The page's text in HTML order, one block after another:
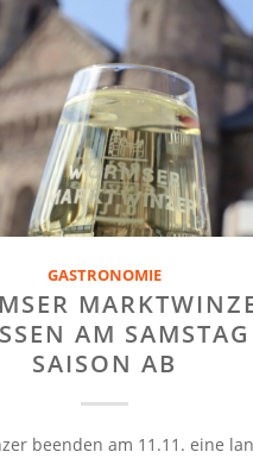
GASTRONOMIE
AM SAMSTAG
AISON AB
beenden am 11.11. eine